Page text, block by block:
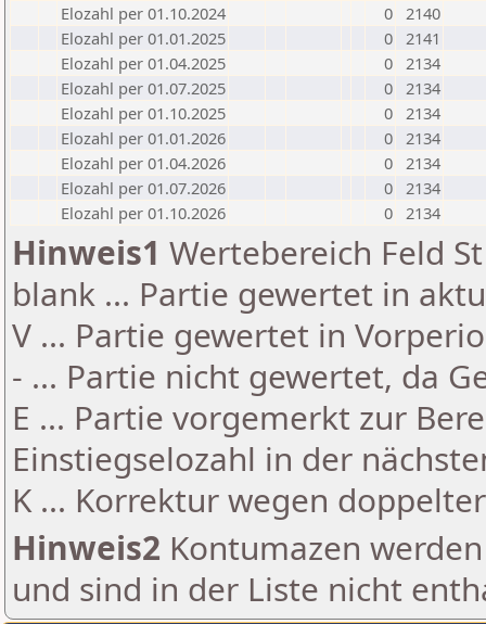
Elozahl per 01.10.2024
0 2140
Elozahl per 01.01.2025
0 2141
Elozahl per 01.04.2025
0 2134
Elozahl per 01.07.2025
0 2134
Elozahl per 01.10.2025
0 2134
Elozahl per 01.01.2026
0 2134
Elozahl per 01.04.2026
0 2134
Elozahl per 01.07.2026
0 2134
Elozahl per 01.10.2026
0 2134
Hinweis1 Wertebereich Feld
blank ... Partie gewertet in
V ... Partie gewertet in
- ... Partie nicht gewertet, da
E ... Partie vorgemerkt zur
Einstiegselozahl in der
K ... Korrektur wegen
Hinweis2 Kontumazen
und sind in der Liste nicht